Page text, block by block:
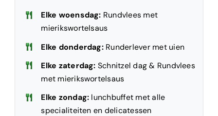
Elke woensdag: Rundvlees met
mierikswortelsaus
Elke donderdag:Runderlever met uien
Elke zaterdag: Schnitzel dag & Rundvlees
met mierikswortelsaus
Elke zondag: lunchbuffet met alle
specialiteiten en delicatessen